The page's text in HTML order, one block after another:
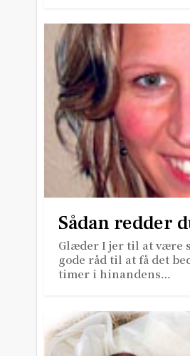
Sådan redder
Glæder I jer til at være
gode råd til at få det
timer i hinandens…